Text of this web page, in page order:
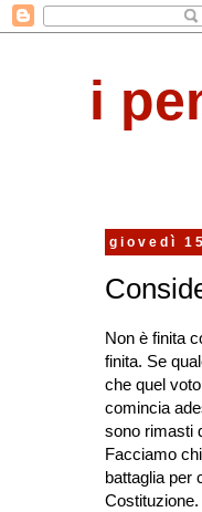
i
giovedì
Non è finita
finita. Se
che quel
comincia
sono rimasti
Facciamo
battaglia per